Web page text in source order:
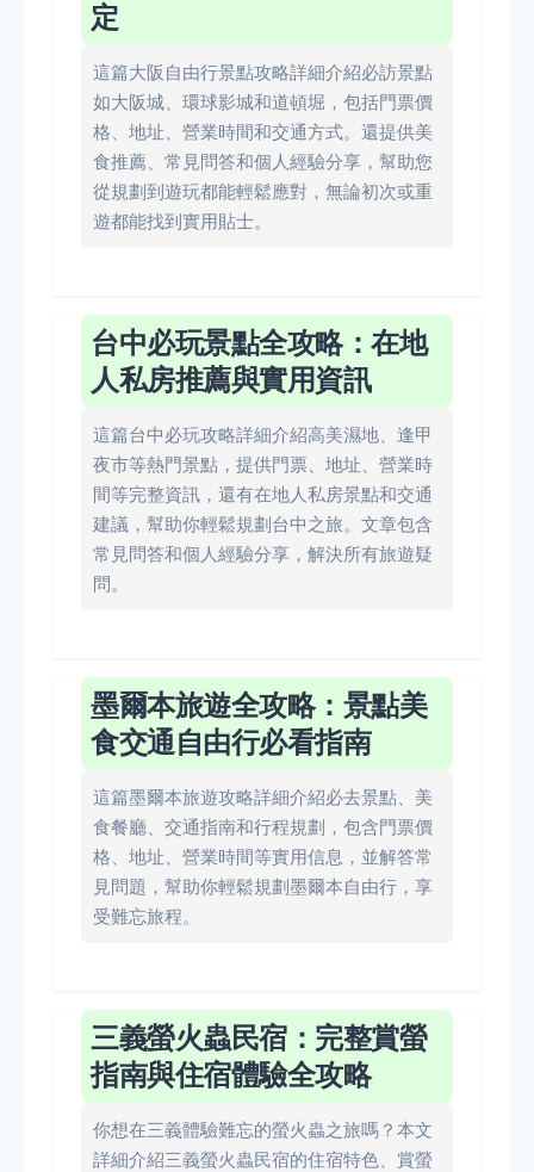
定
這篇大阪自由行景點攻略詳細介紹必訪景點
如大阪城、環球影城和道頓堀，包括門票價
格、地址、營業時間和交通方式。還提供美
食推薦、常見問答和個人經驗分享，幫助您
從規劃到遊玩都能輕鬆應對，無論初次或重
遊都能找到實用貼士。
台中必玩景點全攻略：在地
人私房推薦與實用資訊
這篇台中必玩攻略詳細介紹高美濕地、逢甲
夜市等熱門景點，提供門票、地址、營業時
間等完整資訊，還有在地人私房景點和交通
建議，幫助你輕鬆規劃台中之旅。文章包含
常見問答和個人經驗分享，解決所有旅遊疑
問。
墨爾本旅遊全攻略：景點美
食交通自由行必看指南
這篇墨爾本旅遊攻略詳細介紹必去景點、美
食餐廳、交通指南和行程規劃，包含門票價
格、地址、營業時間等實用信息，並解答常
見問題，幫助你輕鬆規劃墨爾本自由行，享
受難忘旅程。
三義螢火蟲民宿：完整賞螢
指南與住宿體驗全攻略
你想在三義體驗難忘的螢火蟲之旅嗎？本文
詳細介紹三義螢火蟲民宿的住宿特色、賞螢